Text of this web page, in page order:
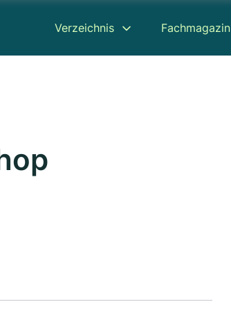
Verzeichnis Fachmagazin